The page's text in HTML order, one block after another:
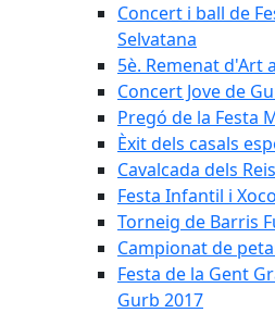
Concert i ball de
Selvatana
5è. Remenat d'Art
Concert Jove de
Pregó de la Festa
Èxit dels casals
Cavalcada dels
Festa Infantil i
Torneig de Barris
Campionat de
Festa de la Gent
Gurb 2017